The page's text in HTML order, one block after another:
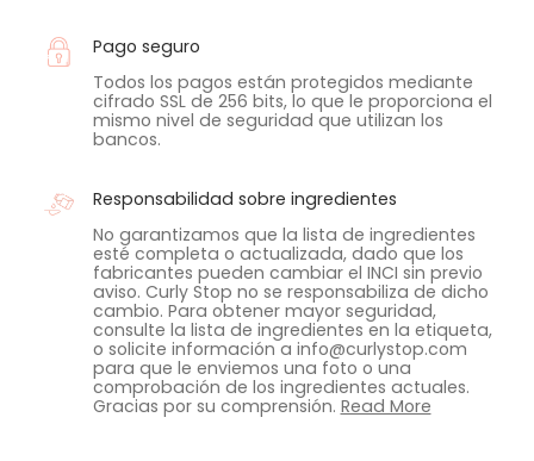
Pago seguro
Todos los pagos están protegidos mediante
cifrado SSL de 256 bits, lo que le proporciona el
mismo nivel de seguridad que utilizan los
bancos.
Responsabilidad sobre ingredientes
No garantizamos que la lista de ingredientes
esté completa o actualizada, dado que los
fabricantes pueden cambiar el INCI sin previo
aviso. Curly Stop no se responsabiliza de dicho
cambio. Para obtener mayor seguridad,
consulte la lista de ingredientes en la etiqueta,
o solicite información a info@curlystop.com
para que le enviemos una foto o una
comprobación de los ingredientes actuales.
Gracias por su comprensión. Read More